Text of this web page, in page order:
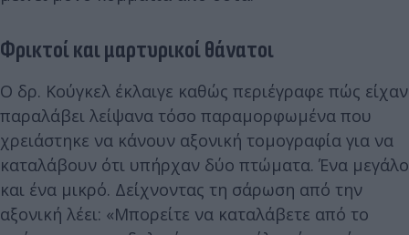
Φρικτοί και μαρτυρικοί θάνατοι
Ο δρ. Κούγκελ έκλαιγε καθώς περιέγραφε πώς είχαν
παραλάβει λείψανα τόσο παραμορφωμένα που
χρειάστηκε να κάνουν αξονική τομογραφία για να
καταλάβουν ότι υπήρχαν δύο πτώματα. Ένα μεγάλο
και ένα μικρό. Δείχνοντας τη σάρωση από την
αξονική λέει: «Μπορείτε να καταλάβετε από το